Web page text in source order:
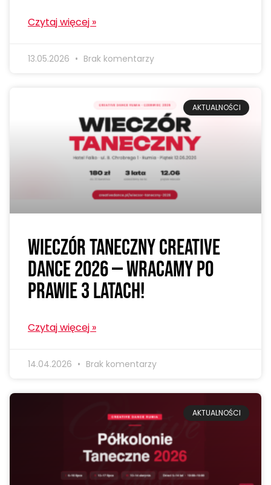
Czytaj więcej »
13.05.2026 Brak komentarzy
AKTUALNOŚCI
Wieczór Taneczny Creative
Dance 2026 — wracamy po
prawie 3 latach!
Czytaj więcej »
14.04.2026 Brak komentarzy
AKTUALNOŚCI